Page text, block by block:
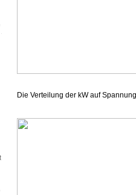
Die Verteilung der kW auf